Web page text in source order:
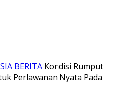
BERITA Kondisi Rumput
Perlawanan Nyata Pada